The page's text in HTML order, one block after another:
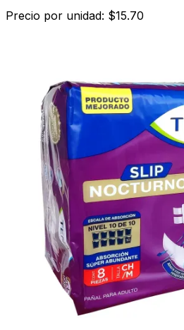
Precio por unidad: $15.70